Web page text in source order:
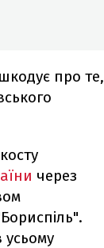
про те,
через
усьому